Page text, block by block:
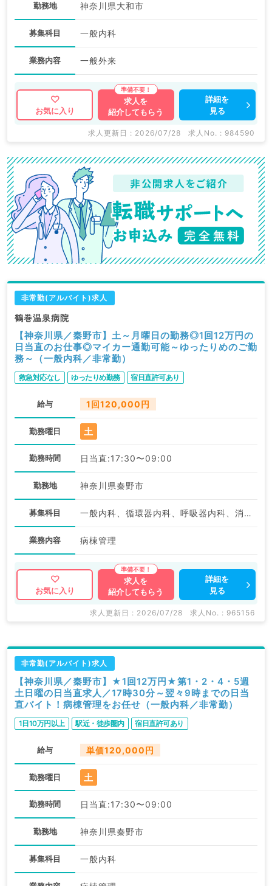
勤務地 神奈川県大和市
募集科目 一般内科
業務内容 一般外来
お気に入り
求人を
紹介してもらう
詳細を
見る
求人更新日 : 2026/07/28 求人No. : 984590
非常勤(アルバイト)求人
鶴巻温泉病院
【神奈川県／秦野市】土～月曜日の勤務◎1回12万円の
日当直のお仕事◎マイカー通勤可能～ゆったりめのご勤
務～（一般内科／非常勤）
救急対応なし ゆったりめ勤務 宿日直許可あり
給与 1回120,000円
勤務曜日 土
勤務時間 日当直:17:30〜09:00
勤務地 神奈川県秦野市
募集科目 一般内科、循環器内科、呼吸器内科、消化器内科
業務内容 病棟管理
お気に入り
求人を
紹介してもらう
詳細を
見る
求人更新日 : 2026/07/28 求人No. : 965156
非常勤(アルバイト)求人
【神奈川県／秦野市】★1回12万円★第1・2・4・5週
土日曜の日当直求人／17時30分～翌々9時までの日当
直バイト！病棟管理をお任せ（一般内科／非常勤）
1日10万円以上 駅近・徒歩圏内 宿日直許可あり
給与 単価120,000円
勤務曜日 土
勤務時間 日当直:17:30〜09:00
勤務地 神奈川県秦野市
募集科目 一般内科